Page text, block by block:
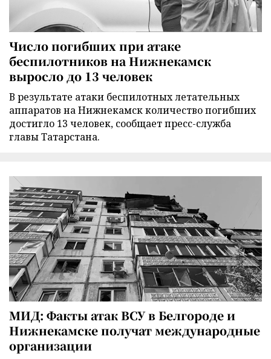
Число погибших при атаке
беспилотников на Нижнекамск
выросло до 13 человек
В результате атаки беспилотных летательных
аппаратов на Нижнекамск количество погибших
достигло 13 человек, сообщает пресс-служба
главы Татарстана.
МИД: Факты атак ВСУ в Белгороде и
Нижнекамске получат международные
организации